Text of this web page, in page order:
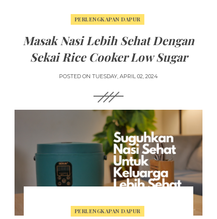
PERLENGKAPAN DAPUR
Masak Nasi Lebih Sehat Dengan
Sekai Rice Cooker Low Sugar
POSTED ON TUESDAY, APRIL 02, 2024
PERLENGKAPAN DAPUR